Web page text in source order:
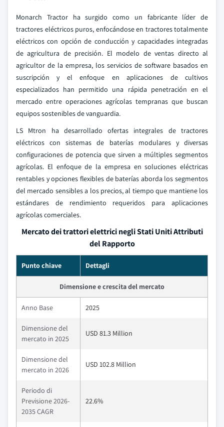
Monarch Tractor ha surgido como un fabricante líder de
tractores eléctricos puros, enfocándose en tractores totalmente
eléctricos con opción de conducción y capacidades integradas
de agricultura de precisión. El modelo de ventas directo al
agricultor de la empresa, los servicios de software basados en
suscripción y el enfoque en aplicaciones de cultivos
especializados han permitido una rápida penetración en el
mercado entre operaciones agrícolas tempranas que buscan
equipos sostenibles de vanguardia.
LS Mtron ha desarrollado ofertas integrales de tractores
eléctricos con sistemas de baterías modulares y diversas
configuraciones de potencia que sirven a múltiples segmentos
agrícolas. El enfoque de la empresa en soluciones eléctricas
rentables y opciones flexibles de baterías aborda los segmentos
del mercado sensibles a los precios, al tiempo que mantiene los
estándares de rendimiento requeridos para aplicaciones
agrícolas comerciales.
Mercato dei trattori elettrici negli Stati Uniti Attributi
del Rapporto
Punto chiave Dettagli
Dimensione e crescita del mercato
Anno Base 2025
Dimensione del
mercato in 2025
USD 81.3 Million
Dimensione del
mercato in 2026
USD 102.8 Million
Periodo di
Previsione 2026-
2035 CAGR
22.6%